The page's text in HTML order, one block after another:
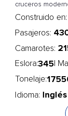
cruceros
Construido en:
Pasajeros:
Camarotes:
Eslora:345 |
Tonelaje:
Idioma: Inglés